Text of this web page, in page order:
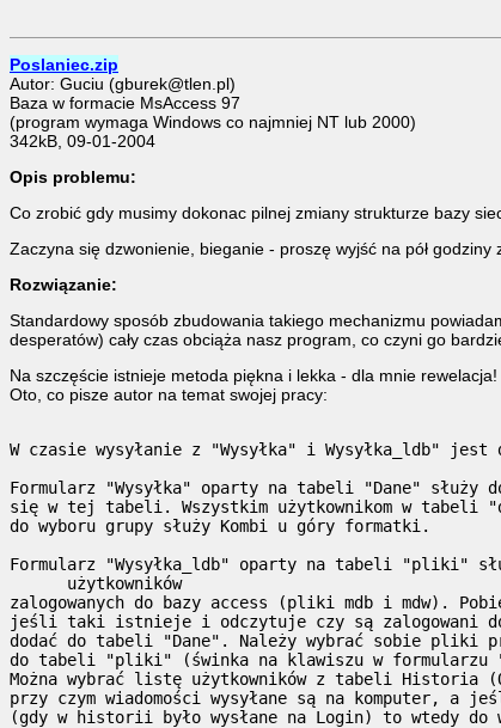
Poslaniec.zip
Autor: Guciu (gburek@tlen.pl)
Baza w formacie MsAccess 97
(program wymaga Windows co najmniej NT lub 2000)
342kB, 09-01-2004
Opis problemu:
Co zrobić gdy musimy dokonac pilnej zmiany strukturze bazy
Zaczyna się dzwonienie, bieganie - proszę wyjść na pół godziny
Rozwiązanie:
Standardowy sposób zbudowania takiego mechanizmu
desperatów) cały czas obciąża nasz program, co czyni go
Na szczęście istnieje metoda piękna i lekka - dla mnie
Oto, co pisze autor na temat swojej pracy:
W czasie wysyłanie z "Wysyłka" i Wysyłka_ldb"
Formularz "Wysyłka" oparty na tabeli "Dane" służy
się w tej tabeli. Wszystkim użytkownikom w tabeli
do wyboru grupy służy Kombi u góry formatki.
Formularz "Wysyłka_ldb" oparty na tabeli "pliki"
      użytkowników
zalogowanych do bazy access (pliki mdb i mdw).
jeśli taki istnieje i odczytuje czy są zalogowani
dodać do tabeli "Dane". Należy wybrać sobie pliki
do tabeli "pliki" (świnka na klawiszu w
Można wybrać listę użytkowników z tabeli Historia
przy czym wiadomości wysyłane są na komputer, a
(gdy w historii było wysłane na Login) to wtedy do